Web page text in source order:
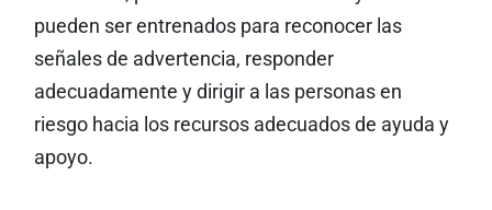
pueden ser entrenados para reconocer las
señales de advertencia, responder
adecuadamente y dirigir a las personas en
riesgo hacia los recursos adecuados de ayuda y
apoyo.